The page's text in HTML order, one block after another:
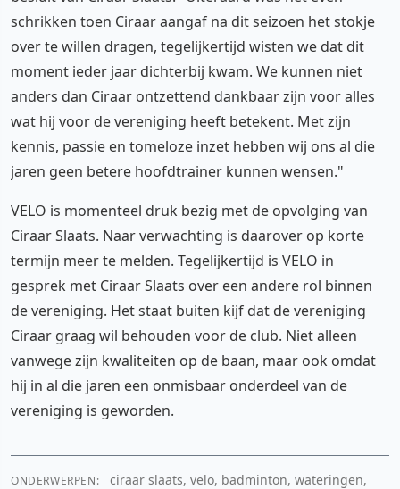
schrikken toen Ciraar aangaf na dit seizoen het stokje
over te willen dragen, tegelijkertijd wisten we dat dit
moment ieder jaar dichterbij kwam. We kunnen niet
anders dan Ciraar ontzettend dankbaar zijn voor alles
wat hij voor de vereniging heeft betekent. Met zijn
kennis, passie en tomeloze inzet hebben wij ons al die
jaren geen betere hoofdtrainer kunnen wensen."
VELO is momenteel druk bezig met de opvolging van
Ciraar Slaats. Naar verwachting is daarover op korte
termijn meer te melden. Tegelijkertijd is VELO in
gesprek met Ciraar Slaats over een andere rol binnen
de vereniging. Het staat buiten kijf dat de vereniging
Ciraar graag wil behouden voor de club. Niet alleen
vanwege zijn kwaliteiten op de baan, maar ook omdat
hij in al die jaren een onmisbaar onderdeel van de
vereniging is geworden.
ONDERWERPEN:
ciraar slaats, velo, badminton, wateringen,